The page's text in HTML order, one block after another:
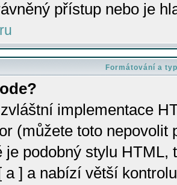
přístup nebo je
Formátování a
implementace
(můžete toto
je podobný stylu HTML,
a ] a nabízí větší